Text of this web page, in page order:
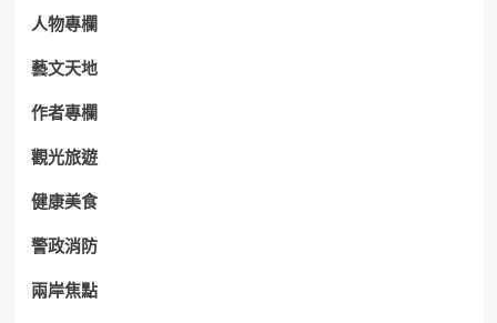
人物專欄
藝文天地
作者專欄
觀光旅遊
健康美食
警政消防
兩岸焦點